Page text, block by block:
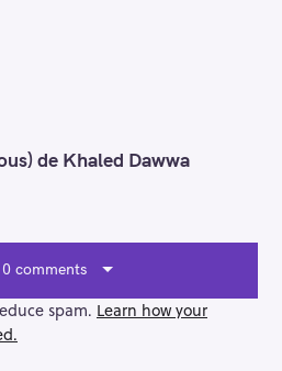
de Khaled Dawwa
0 comments
spam. Learn how your